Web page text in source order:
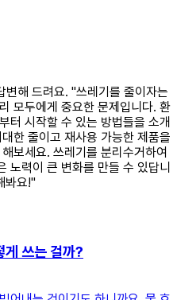
변해 드려요. "쓰레기를 줄이자는
모두에게 중요한 문제입니다. 환
터 시작할 수 있는 방법들을 소개
한 줄이고 재사용 가능한 제품을
보세요. 쓰레기를 분리수거하여
노력이 큰 변화를 만들 수 있답니
봐요!"
게 쓰는 걸까?